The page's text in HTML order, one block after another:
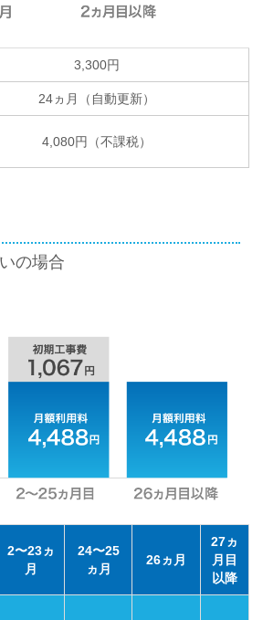
3,300円
24ヵ月（自動更新）
4,080円（不課税）
の場合
2〜23ヵ
月
24〜25
ヵ月
26ヵ月
27ヵ
月目
以降